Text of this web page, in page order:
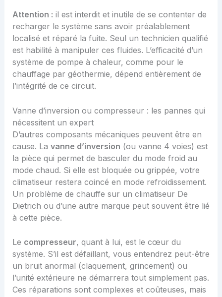
Attention : il est interdit et inutile de se contenter de
recharger le système sans avoir préalablement
localisé et réparé la fuite. Seul un technicien qualifié
est habilité à manipuler ces fluides. L’efficacité d’un
système de pompe à chaleur, comme pour le
chauffage par géothermie, dépend entièrement de
l’intégrité de ce circuit.
Vanne d’inversion ou compresseur : les pannes qui
nécessitent un expert
D’autres composants mécaniques peuvent être en
cause. La vanne d’inversion (ou vanne 4 voies) est
la pièce qui permet de basculer du mode froid au
mode chaud. Si elle est bloquée ou grippée, votre
climatiseur restera coincé en mode refroidissement.
Un problème de chauffe sur un climatiseur De
Dietrich ou d’une autre marque peut souvent être lié
à cette pièce.
Le compresseur, quant à lui, est le cœur du
système. S’il est défaillant, vous entendrez peut-être
un bruit anormal (claquement, grincement) ou
l’unité extérieure ne démarrera tout simplement pas.
Ces réparations sont complexes et coûteuses, mais